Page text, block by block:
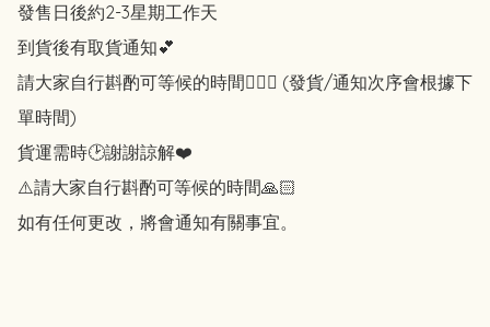
發售日後約2-3星期工作天
到貨後有取貨通知💕
請大家自行斟酌可等候的時間🙇🏻‍♀️ (發貨/通知次序會根據下
單時間)
貨運需時🕑謝謝諒解❤️
⚠️請大家自行斟酌可等候的時間🙏🏻
如有任何更改，將會通知有關事宜。